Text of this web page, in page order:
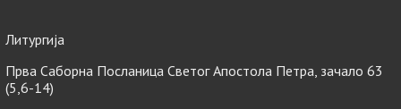
Литургија
Прва Саборна Посланица Светог Апостола Петра, зачало 63
(5,6-14)